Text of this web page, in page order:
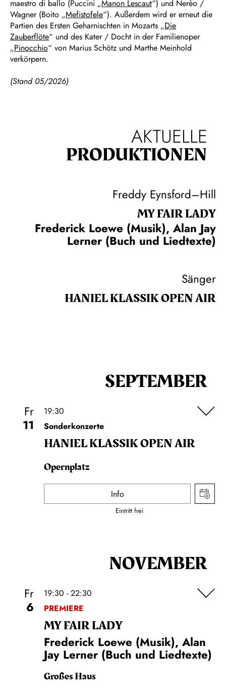
maestro di ballo (Puccini „Manon Lescaut“) und Nerèo /
Wagner (Boito „Mefistofele“). Außerdem wird er erneut die
Partien des Ersten Geharnischten in Mozarts „Die
Zauberflöte“ und des Kater / Docht in der Familienoper
„Pinocchio“ von Marius Schötz und Marthe Meinhold
verkörpern.
(Stand 05/2026)
AKTUELLE
PRODUKTIONEN
Freddy Eynsford–Hill
MY FAIR LADY
Frederick Loewe (Musik), Alan Jay
Lerner (Buch und Liedtexte)
Sänger
HANIEL KLASSIK OPEN AIR
SEPTEMBER
Fr
11
19:30
Sonderkonzerte
HANIEL KLASSIK OPEN AIR
Opernplatz
Info
Eintritt frei
NOVEMBER
Fr
6
19:30 - 22:30
PREMIERE
MY FAIR LADY
Frederick Loewe (Musik), Alan
Jay Lerner (Buch und Liedtexte)
Großes Haus